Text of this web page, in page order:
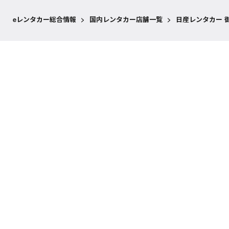
eレンタカー総合情報 > 国内レンタカー店舗一覧 > 日産レンタカー